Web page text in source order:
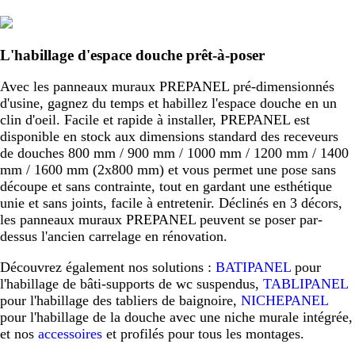
L'habillage d'espace douche prêt-à-poser
Avec les panneaux muraux PREPANEL pré-dimensionnés
d'usine, gagnez du temps et habillez l'espace douche en un
clin d'oeil. Facile et rapide à installer, PREPANEL est
disponible en stock aux dimensions standard des receveurs
de douches 800 mm / 900 mm / 1000 mm / 1200 mm / 1400
mm / 1600 mm (2x800 mm) et vous permet une pose sans
découpe et sans contrainte, tout en gardant une esthétique
unie et sans joints, facile à entretenir. Déclinés en 3 décors,
les panneaux muraux PREPANEL peuvent se poser par-
dessus l'ancien carrelage en rénovation.
Découvrez également nos solutions : BATIPANEL pour
l'habillage de bâti-supports de wc suspendus, TABLIPANEL
pour l'habillage des tabliers de baignoire, NICHEPANEL
pour l'habillage de la douche avec une niche murale intégrée,
et nos accessoires et profilés pour tous les montages.